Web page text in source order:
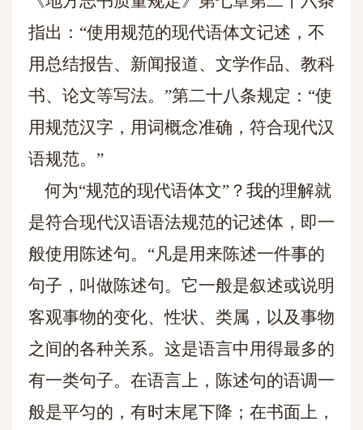
指出：“使用规范的现代语体文记述，不
用总结报告、新闻报道、文学作品、教科
书、论文等写法。”第二十八条规定：“使
用规范汉字，用词概念准确，符合现代汉
语规范。”
何为“规范的现代语体文”？我的理解就
是符合现代汉语语法规范的记述体，即一
般使用陈述句。“凡是用来陈述一件事的
句子，叫做陈述句。它一般是叙述或说明
客观事物的变化、性状、类属，以及事物
之间的各种关系。这是语言中用得最多的
有一类句子。在语言上，陈述句的语调一
般是平匀的，有时末尾下降；在书面上，